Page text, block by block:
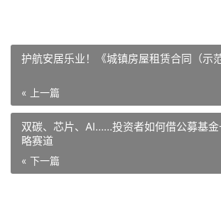
护航安居乐业！《城镇房屋租赁合同（示
« 上一篇
双碳、芯片、AI……投资者如何借公募基
略赛道
« 下一篇